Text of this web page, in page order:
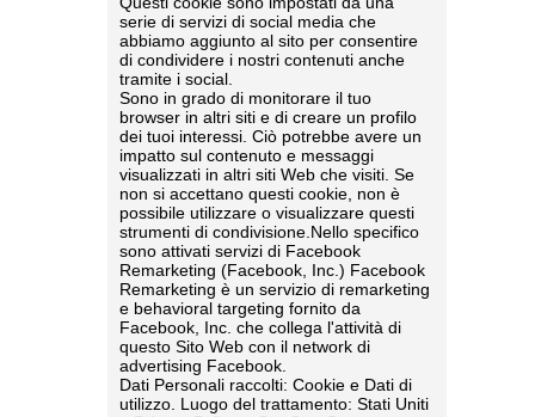
serie di servizi di social media che
abbiamo aggiunto al sito per consentire
di condividere i nostri contenuti anche
tramite i social.
Sono in grado di monitorare il tuo
browser in altri siti e di creare un profilo
dei tuoi interessi. Ciò potrebbe avere un
impatto sul contenuto e messaggi
visualizzati in altri siti Web che visiti. Se
non si accettano questi cookie, non è
possibile utilizzare o visualizzare questi
strumenti di condivisione.Nello specifico
sono attivati servizi di Facebook
Remarketing (Facebook, Inc.) Facebook
Remarketing è un servizio di remarketing
e behavioral targeting fornito da
Facebook, Inc. che collega l'attività di
questo Sito Web con il network di
advertising Facebook.
Dati Personali raccolti: Cookie e Dati di
utilizzo. Luogo del trattamento: Stati Uniti